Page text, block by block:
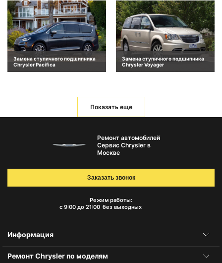
Замена ступичного подшипника
Chrysler Pacifica
Замена ступичного подшипника
Chrysler Voyager
Показать еще
Ремонт автомобилей
Сервис Chrysler в
Москве
Режим работы:
с 9:00 до 21:00 без выходных
Заказать звонок
Информация
Ремонт Chrysler по моделям